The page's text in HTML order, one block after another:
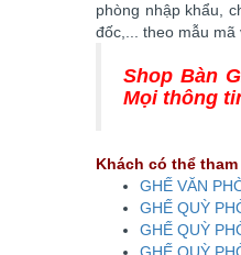
phòng nhập khẩu,
đốc,... theo mẫu mã
Shop Bàn
Mọi thông
Khách có thể
GHẾ VĂN
GHẾ QUỲ
GHẾ QUỲ